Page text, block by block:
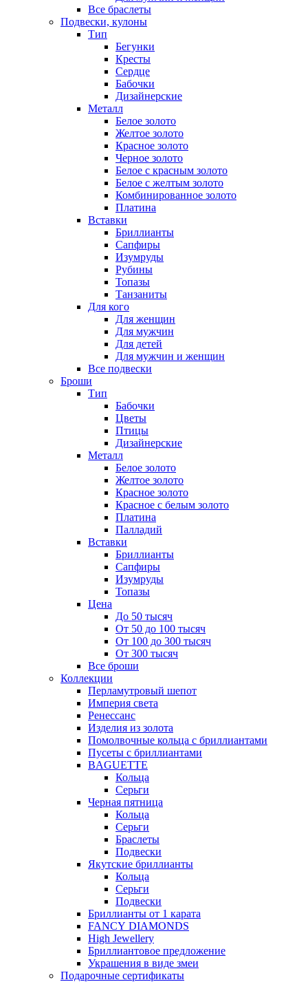
Все браслеты
Подвески, кулоны
Тип
Бегунки
Кресты
Сердце
Бабочки
Дизайнерские
Металл
Белое золото
Желтое золото
Красное золото
Черное золото
Белое с красным золото
Белое с желтым золото
Комбинированное золото
Платина
Вставки
Бриллианты
Сапфиры
Изумруды
Рубины
Топазы
Танзаниты
Для кого
Для женщин
Для мужчин
Для детей
Для мужчин и женщин
Все подвески
Броши
Тип
Бабочки
Цветы
Птицы
Дизайнерские
Металл
Белое золото
Желтое золото
Красное золото
Красное с белым золото
Платина
Палладий
Вставки
Бриллианты
Сапфиры
Изумруды
Топазы
Цена
До 50 тысяч
От 50 до 100 тысяч
От 100 до 300 тысяч
От 300 тысяч
Все броши
Коллекции
Перламутровый шепот
Империя света
Ренессанс
Изделия из золота
Помолвочные кольца с бриллиантами
Пусеты с бриллиантами
BAGUETTE
Кольца
Серьги
Черная пятница
Кольца
Серьги
Браслеты
Подвески
Якутские бриллианты
Кольца
Серьги
Подвески
Бриллианты от 1 карата
FANCY DIAMONDS
High Jewellery
Бриллиантовое предложение
Украшения в виде змеи
Подарочные сертификаты